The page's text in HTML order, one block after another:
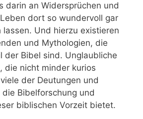
darin an Widersprüchen und
dort so wundervoll gar
lassen. Und hierzu existieren
und Mythologien, die
der Bibel sind. Unglaubliche
die nicht minder kurios
der Deutungen und
die Bibelforschung und
biblischen Vorzeit bietet.